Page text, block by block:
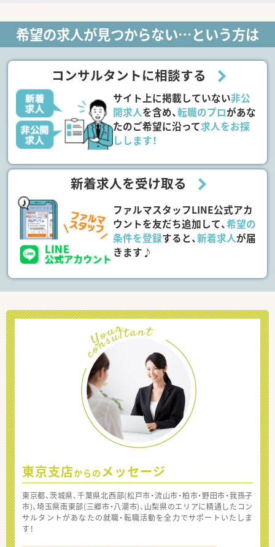
希望の求人が見つからない…という方は
コンサルタントに相談する
サイト上に掲載していない非公
開求人を含め、転職のプロがあな
たのご希望に沿って求人をお探
しします！
新着求人を受け取る
ファルマスタッフLINE公式アカ
ウントを友だち追加して、希望の
条件を登録すると、新着求人が届
きます♪
東京支店からの メッセージ
東京都、茨城県、千葉県北西部(松戸市・流山市・柏市・野田市・我孫子
市)、埼玉県南東部(三郷市・八潮市)、山梨県のエリアに精通したコン
サルタントがあなたの就職・転職活動を全力でサポートいたしま
す！